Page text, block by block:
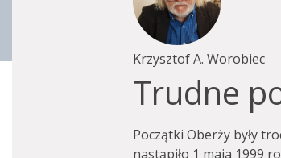
Krzysztof A. Worobiec
Trudne
Początki Oberży były
nastąpiło 1 maja 1999